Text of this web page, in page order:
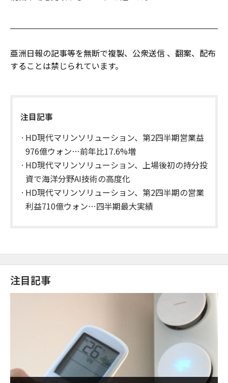
亜洲日報の記事等を無断で複製、公衆送信 、翻案、配布
することは禁じられています。
注目記事
HD現代マリンソリューション、第2四半期営業益
976億ウォン…前年比17.6%増
HD現代マリンソリューション、上場後初の持分投
資で海洋分野AI技術の高度化
HD現代マリンソリューション、第2四半期の営業
利益710億ウォン…四半期最大実績
注目記事